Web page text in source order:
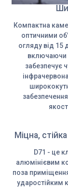
Компактна
оптичними
огляду від 15
включаючи
забезпечує
Міцна,
D71 - це
алюмінієвим
поза
ударостійким